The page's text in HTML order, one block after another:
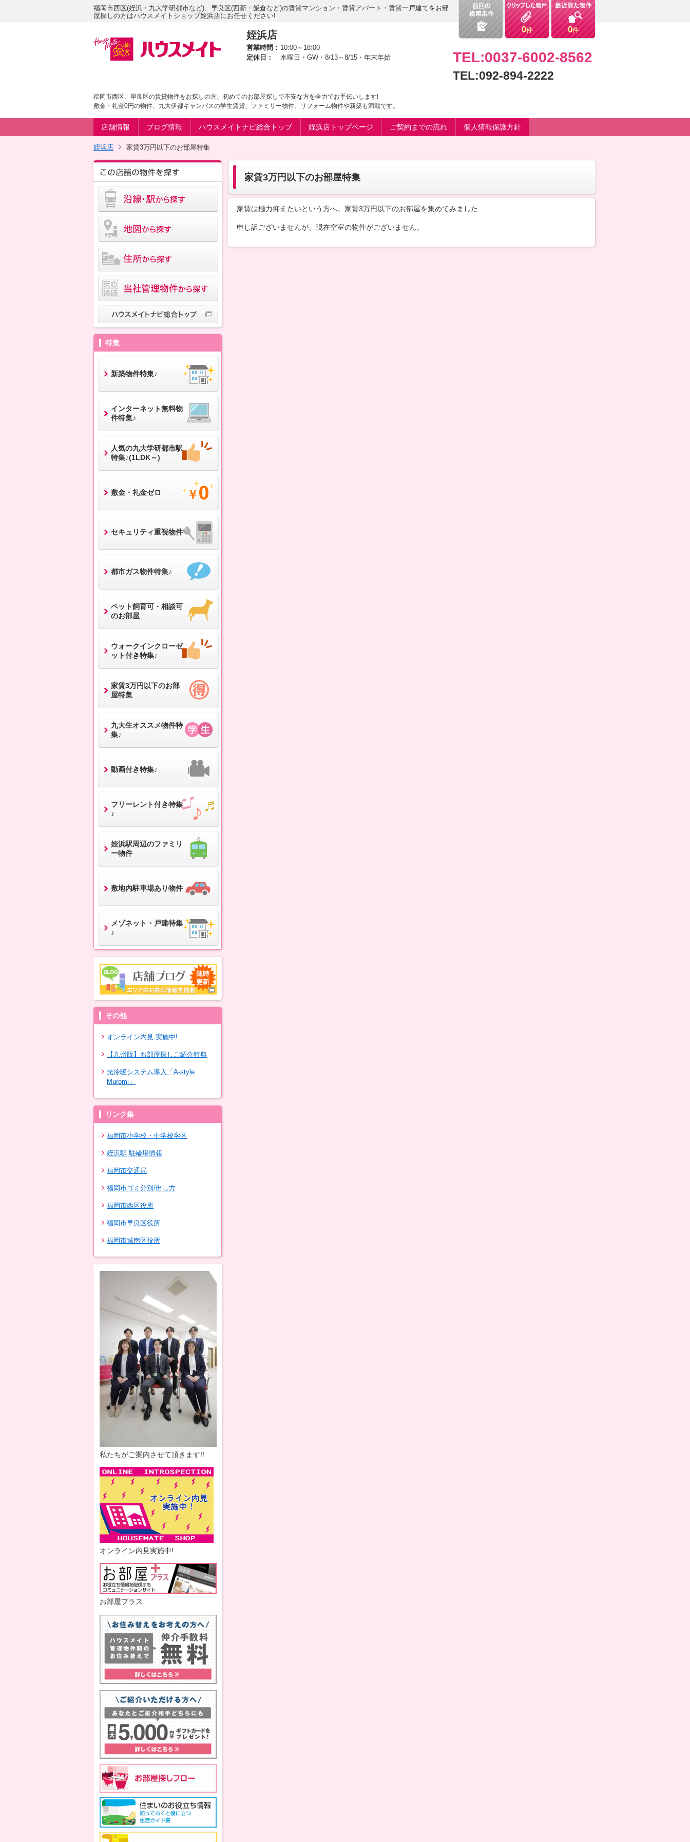
0件 0件
福岡市西区(姪浜・九大学研都市など)、早良区(西新・飯倉など)の賃貸マンション・賃貸アパート・賃貸一戸建てをお部
屋探しの方はハウスメイトショップ姪浜店にお任せください!
姪浜店
営業時間： 10:00～18:00
定休日：
水曜日・GW・8/13～8/15・年末年始 TEL:0037-6002-8562
TEL:092-894-2222
福岡市西区、早良区の賃貸物件をお探しの方、初めてのお部屋探しで不安な方を全力でお手伝いします!
敷金・礼金0円の物件、九大伊都キャンパスの学生賃貸、ファミリー物件、リフォーム物件や新築も満載です。
店舗情報 ブログ情報 ハウスメイトナビ総合トップ 姪浜店トップページ ご契約までの流れ 個人情報保護方針
姪浜店 家賃3万円以下のお部屋特集
家賃3万円以下のお部屋特集
家賃は極力抑えたいという方へ。家賃3万円以下のお部屋を集めてみました
申し訳ございませんが、現在空室の物件がございません。
特集
新築物件特集♪
インターネット無料物
件特集♪
人気の九大学研都市駅
特集♪(1LDK～)
敷金・礼金ゼロ
セキュリティ重視物件
都市ガス物件特集♪
ペット飼育可・相談可
のお部屋
ウォークインクローゼ
ット付き特集♪
家賃3万円以下のお部
屋特集
九大生オススメ物件特
集♪
動画付き特集♪
フリーレント付き特集
♪
姪浜駅周辺のファミリ
ー物件
敷地内駐車場あり物件
メゾネット・戸建特集
♪
その他
オンライン内見 実施中!
【九州版】お部屋探しご紹介特典
光冷暖システム導入「A-style
Muromi」
リンク集
福岡市小学校・中学校学区
姪浜駅 駐輪場情報
福岡市交通局
福岡市ゴミ分別/出し方
福岡市西区役所
福岡市早良区役所
福岡市城南区役所
私たちがご案内させて頂きます!!
オンライン内見実施中!
お部屋プラス